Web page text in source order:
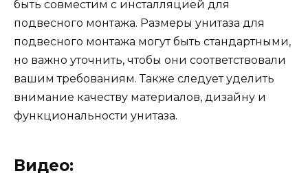
быть совместим с инсталляцией для
подвесного монтажа. Размеры унитаза для
подвесного монтажа могут быть стандартными,
но важно уточнить, чтобы они соответствовали
вашим требованиям. Также следует уделить
внимание качеству материалов, дизайну и
функциональности унитаза.
Видео: